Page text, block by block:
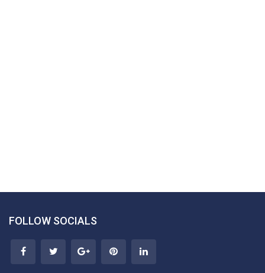
FOLLOW SOCIALS